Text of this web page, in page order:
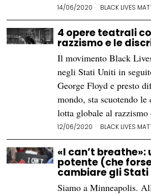
14/06/2020 BLACK LIVES
4 opere teatrali
razzismo e le
Il movimento Black
negli Stati Uniti in
George Floyd e presto
mondo, sta scuotendo le
lotta globale al
12/06/2020 BLACK LIVES
«I can’t breathe»:
potente (che
cambiare gli Stati
Siamo a Minneapolis.